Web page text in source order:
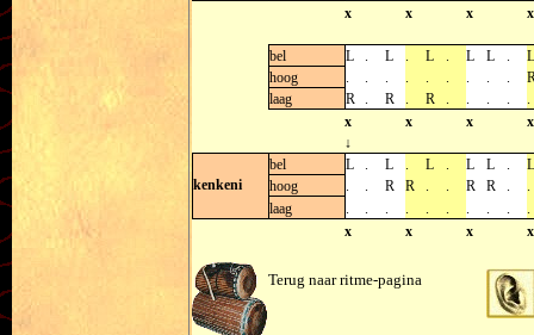
x
x x x
bel L . L . L . L L .
L
hoog
. . . . . . . . .
laag
R . R . R . . . .
.
x
x x
x
↓
kenkeni
bel L . L . L . L L .
L
hoog
. . R R . . R R .
.
laag
. . . . . . . . .
.
x
x x x
Terug naar ritme-pagina